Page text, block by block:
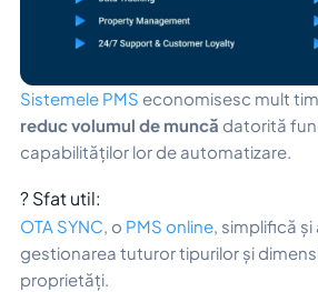
Sistemele PMS economisesc mult
reduc volumul de muncă datorită
capabilităților lor de automatizare.
? Sfat util:
OTA SYNC, o PMS online, simplifică
gestionarea tuturor tipurilor și
proprietăți.